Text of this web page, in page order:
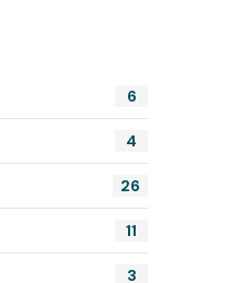
6
4
26
11
3